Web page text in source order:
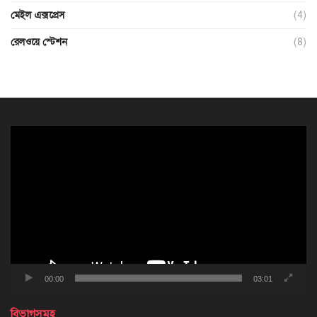
মেইল এক্সপ্রেস (4)
রেলওয়ে স্টেশন (8)
00:00 03:01
বিভাগসমূহ